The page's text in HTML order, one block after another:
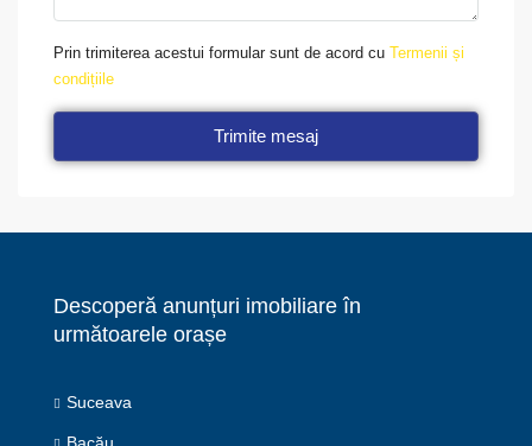
Prin trimiterea acestui formular sunt de acord cu Termenii și
condițiile
Trimite mesaj
Descoperă anunțuri imobiliare în
următoarele orașe
Suceava